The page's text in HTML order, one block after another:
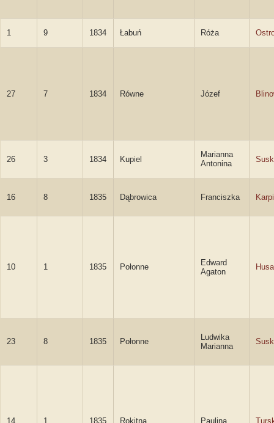
1 9 1834 Łabuń Róża
27 7 1834 Równe Józef
26 3 1834 Kupiel
Marianna
Antonina
16 8 1835 Dąbrowica Franciszka
10 1 1835 Połonne
Edward
Agaton
23 8 1835 Połonne
Ludwika
Marianna
14 1 1835 Rokitna Paulina